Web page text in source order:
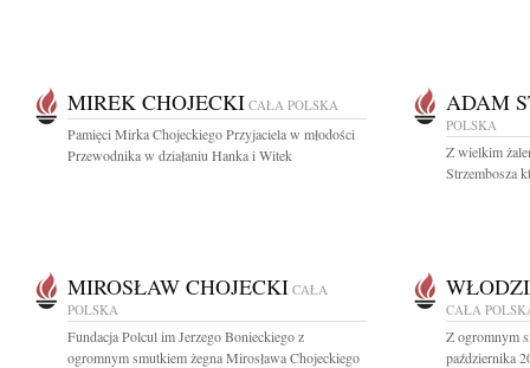
MIREK CHOJECKI CAŁA POLSKA
Pamięci Mirka Chojeckiego Przyjaciela w młodości
Przewodnika w działaniu Hanka i Witek
ADAM
POLSKA
Z wielkim
Strzembosza
MIROSŁAW CHOJECKI CAŁA
POLSKA
Fundacja Polcul im Jerzego Bonieckiego z
ogromnym smutkiem żegna Mirosława Chojeckiego
CAŁA
Z ogromnym
października